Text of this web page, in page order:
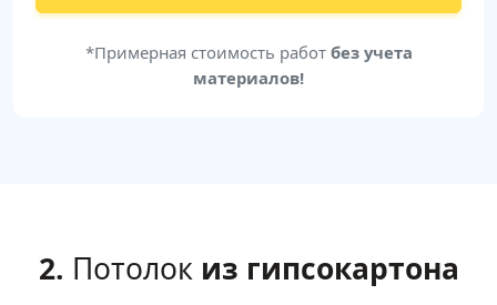
*Примерная стоимость работ без учета
материалов!
2. Потолок из гипсокартона